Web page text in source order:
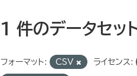
1 件のデータセッ
フォーマット: CSV ライセンス: